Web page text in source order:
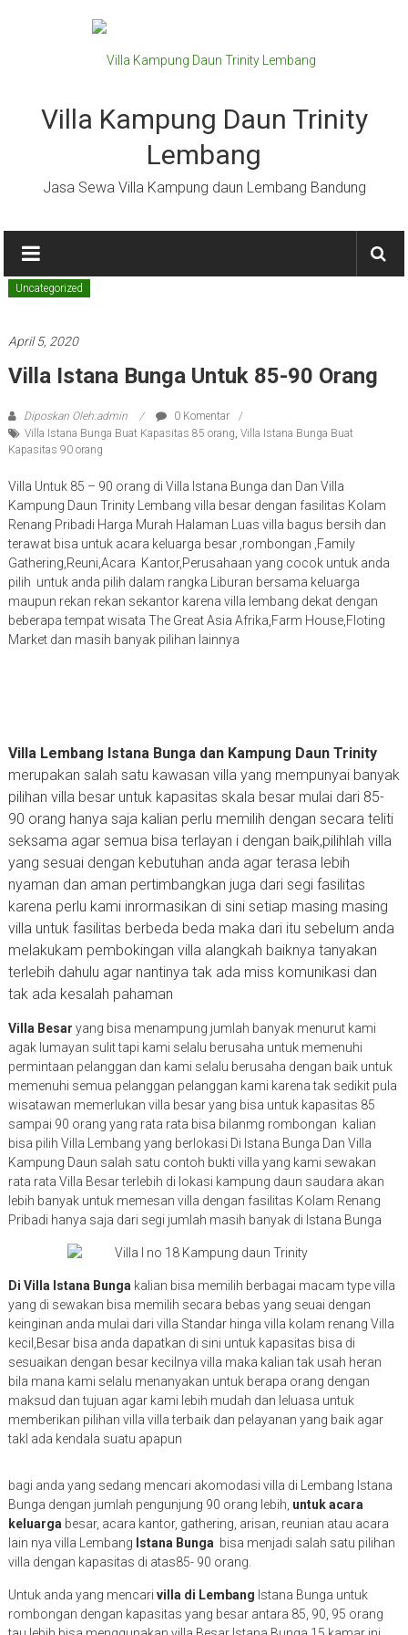
Villa Kampung Daun Trinity
Lembang
Jasa Sewa Villa Kampung daun Lembang Bandung
Uncategorized
April 5, 2020
Villa Istana Bunga Untuk 85-90 Orang
Diposkan Oleh:admin
0 Komentar
Villa Istana Bunga Buat Kapasitas 85 orang, Villa Istana Bunga Buat
Kapasitas 90 orang
Villa Untuk 85 – 90 orang di Villa Istana Bunga dan Dan Villa
Kampung Daun Trinity Lembang villa besar dengan fasilitas Kolam
Renang Pribadi Harga Murah Halaman Luas villa bagus bersih dan
terawat bisa untuk acara keluarga besar ,rombongan ,Family
Gathering,Reuni,Acara Kantor,Perusahaan yang cocok untuk anda
pilih untuk anda pilih dalam rangka Liburan bersama keluarga
maupun rekan rekan sekantor karena villa lembang dekat dengan
beberapa tempat wisata The Great Asia Afrika,Farm House,Floting
Market dan masih banyak pilihan lainnya
Villa Lembang Istana Bunga dan Kampung Daun Trinity
merupakan salah satu kawasan villa yang mempunyai banyak
pilihan villa besar untuk kapasitas skala besar mulai dari 85-
90 orang hanya saja kalian perlu memilih dengan secara teliti
seksama agar semua bisa terlayan i dengan baik,pilihlah villa
yang sesuai dengan kebutuhan anda agar terasa lebih
nyaman dan aman pertimbangkan juga dari segi fasilitas
karena perlu kami inrormasikan di sini setiap masing masing
villa untuk fasilitas berbeda beda maka dari itu sebelum anda
melakukam pembokingan villa alangkah baiknya tanyakan
terlebih dahulu agar nantinya tak ada miss komunikasi dan
tak ada kesalah pahaman
Villa Besar yang bisa menampung jumlah banyak menurut kami
agak lumayan sulit tapi kami selalu berusaha untuk memenuhi
permintaan pelanggan dan kami selalu berusaha dengan baik untuk
memenuhi semua pelanggan pelanggan kami karena tak sedikit pula
wisatawan memerlukan villa besar yang bisa untuk kapasitas 85
sampai 90 orang yang rata rata bisa bilanmg rombongan kalian
bisa pilih Villa Lembang yang berlokasi Di Istana Bunga Dan Villa
Kampung Daun salah satu contoh bukti villa yang kami sewakan
rata rata Villa Besar terlebih di lokasi kampung daun saudara akan
lebih banyak untuk memesan villa dengan fasilitas Kolam Renang
Pribadi hanya saja dari segi jumlah masih banyak di Istana Bunga
Di Villa Istana Bungakalian bisa memilih berbagai macam type villa
yang di sewakan bisa memilih secara bebas yang seuai dengan
keinginan anda mulai dari villa Standar hinga villa kolam renang Villa
kecil,Besar bisa anda dapatkan di sini untuk kapasitas bisa di
sesuaikan dengan besar kecilnya villa maka kalian tak usah heran
bila mana kami selalu menanyakan untuk berapa orang dengan
maksud dan tujuan agar kami lebih mudah dan leluasa untuk
memberikan pilihan villa villa terbaik dan pelayanan yang baik agar
takl ada kendala suatu apapun
bagi anda yang sedang mencari akomodasi villa di Lembang Istana
Bunga dengan jumlah pengunjung 90 orang lebih, untuk acara
keluargabesar, acara kantor, gathering, arisan, reunian atau acara
lain nya villa Lembang Istana Bungabisa menjadi salah satu pilihan
villa dengan kapasitas di atas85- 90 orang.
Untuk anda yang mencari villa di Lembang Istana Bunga untuk
rombongan dengan kapasitas yang besar antara 85, 90, 95 orang